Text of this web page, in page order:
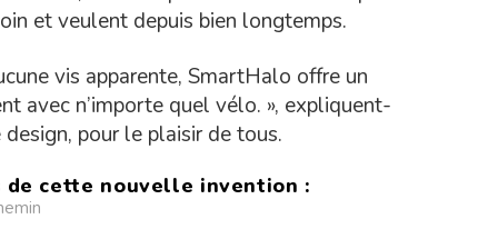
et veulent depuis bien longtemps.
vis apparente, SmartHalo offre un
avec n’importe quel vélo. », expliquent-
pour le plaisir de tous.
cette nouvelle invention :